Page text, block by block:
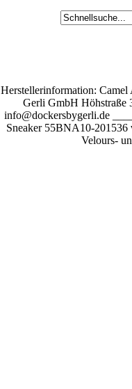
Herstellerinformation:
Gerli GmbH Höhstraße
info@dockersbygerli.de
Sneaker 55BNA10-201536
Velours-